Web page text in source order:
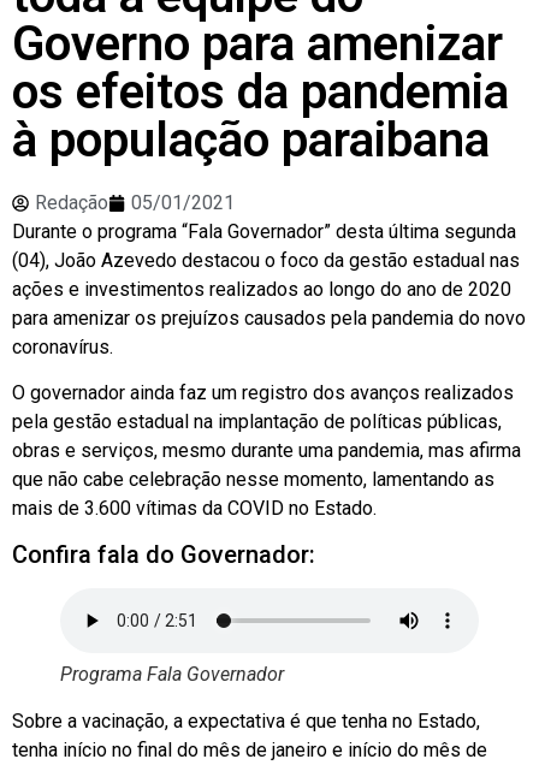
Governo para amenizar
os efeitos da pandemia
à população paraibana
Redação
05/01/2021
Durante o programa “Fala Governador” desta última segunda
(04), João Azevedo destacou o foco da gestão estadual nas
ações e investimentos realizados ao longo do ano de 2020
para amenizar os prejuízos causados pela pandemia do novo
coronavírus.
O governador ainda faz um registro dos avanços realizados
pela gestão estadual na implantação de políticas públicas,
obras e serviços, mesmo durante uma pandemia, mas afirma
que não cabe celebração nesse momento, lamentando as
mais de 3.600 vítimas da COVID no Estado.
Confira fala do Governador:
Programa Fala Governador
Sobre a vacinação, a expectativa é que tenha no Estado,
tenha início no final do mês de janeiro e início do mês de